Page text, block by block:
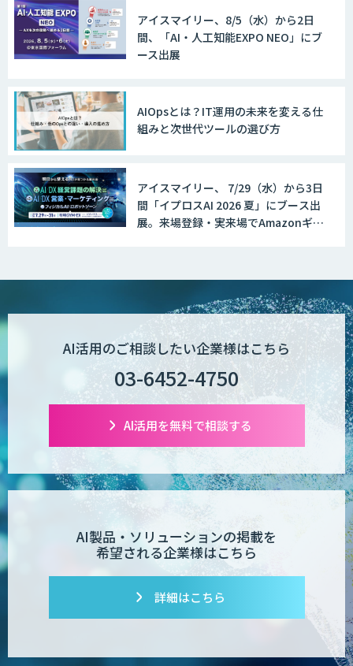
アイスマイリー、8/5（水）から2日
間、「AI・人工知能EXPO NEO」にブ
ース出展
AIOpsとは？IT運用の未来を変える仕
組みと次世代ツールの選び方
アイスマイリー、 7/29（水）から3日
間「イプロスAI 2026 夏」にブース出
展。来場登録・実来場でAmazonギフ
AI活用のご相談したい企業様はこちら
03-6452-4750
AI活用を無料で相談する
AI製品・ソリューションの掲載を
希望される企業様はこちら
詳細はこちら